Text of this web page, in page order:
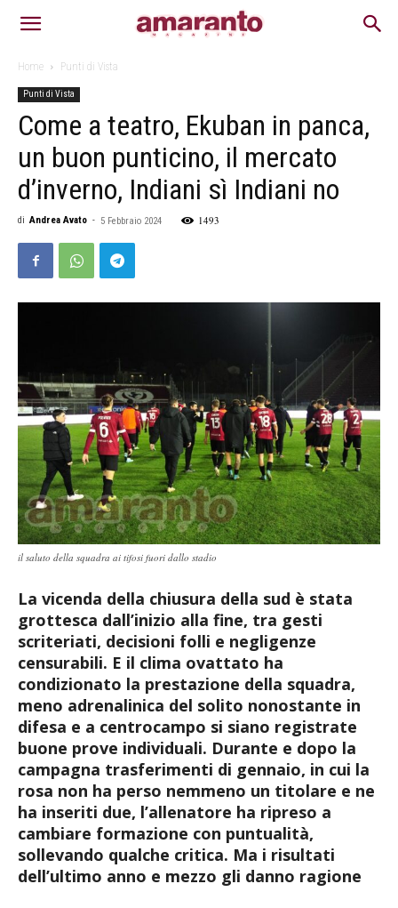
Home Punti di Vista
Punti di Vista
Come a teatro, Ekuban in panca,
un buon punticino, il mercato
d’inverno, Indiani sì Indiani no
di Andrea Avato - 5 Febbraio 2024 1493
il saluto della squadra ai tifosi fuori dallo stadio
La vicenda della chiusura della sud è stata
grottesca dall’inizio alla fine, tra gesti
scriteriati, decisioni folli e negligenze
censurabili. E il clima ovattato ha
condizionato la prestazione della squadra,
meno adrenalinica del solito nonostante in
difesa e a centrocampo si siano registrate
buone prove individuali. Durante e dopo la
campagna trasferimenti di gennaio, in cui la
rosa non ha perso nemmeno un titolare e ne
ha inseriti due, l’allenatore ha ripreso a
cambiare formazione con puntualità,
sollevando qualche critica. Ma i risultati
dell’ultimo anno e mezzo gli danno ragione